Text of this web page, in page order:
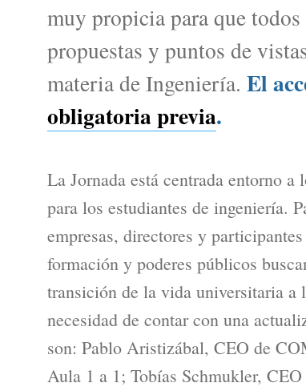
muy propicia para que
propuestas y puntos de
materia de Ingeniería. El
obligatoria previa.
La Jornada está centrada entorno
para los estudiantes de ingeniería.
empresas, directores y
formación y poderes públicos
transición de la vida universitaria
necesidad de contar con una
son: Pablo Aristizábal, CEO de
Aula 1 a 1; Tobías Schmukler,